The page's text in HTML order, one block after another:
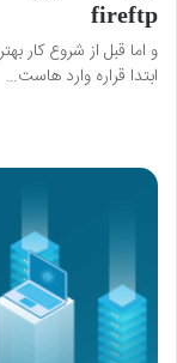
fireftp
و اما قبل از شروع کار
ابتدا قراره وارد هاست…